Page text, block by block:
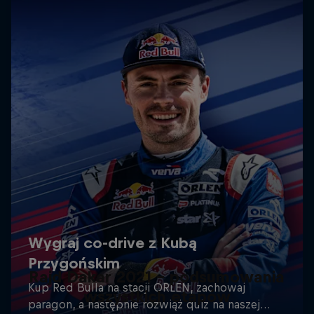
Rajd Dakar 2021 - podsumowania
wszystkich etapów